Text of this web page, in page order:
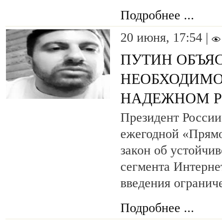
Подробнее ...
20 июня, 17:54 |
ПУТИН
НАДЕЖНОМ
Президент
ежегодной
закон об
сегмента
введения
Подробнее ...